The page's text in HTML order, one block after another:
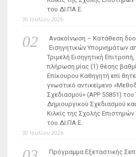
του ΔΙ.ΠΑ.Ε.
30 Ιουλίου 2026
Ανακοίνωση – Κατάθεση
Εισηγητικών Υπομνημάτων
Τριμελή Εισηγητική Επιτροπή,
πλήρωση μίας (1) θέσης
Επίκουρου Καθηγητή επί
γνωστικό αντικείμενο
Σχεδιασμού» (ΑΡΡ 55851) του
Δημιουργικού Σχεδιασμού
Κιλκίς της Σχολής
του ΔΙ.ΠΑ.Ε.
30 Ιουλίου 2026
Πρόγραμμα Εξεταστικής